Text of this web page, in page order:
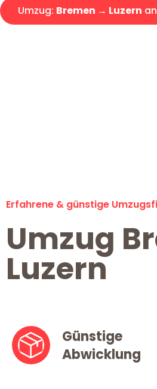
Umzug: Bremen → Luzern
Erfahrene & günstige
Umzug
Luzern
Günstige
Abwicklung